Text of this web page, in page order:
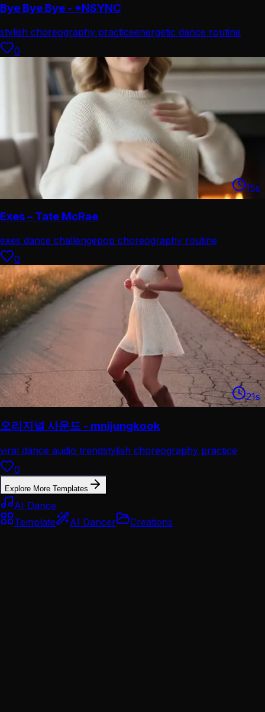
Bye Bye Bye - *NSYNC
stylish choreography practiceenergetic dance routine
combo
0
15s
Exes – Tate McRae
exes dance challengepop choreography routine
0
21s
오리지널 사운드 - mnijungkook
viral dance audio trendstylish choreography practice
0
Explore More Templates
AI Dance
Template
AI Dancer Creations